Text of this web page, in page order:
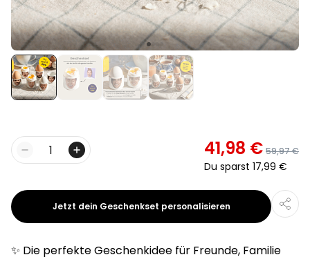
Personalisierbare Schürze
Pizzeria mit Gesicht
über 1.900
mal gekauft
29,99 €
Menge 41,98 € 59,97 €
Du sparst 17,99 €
Jetzt dein Geschenkset personalisieren
✨ Die perfekte Geschenkidee für Freunde, Familie